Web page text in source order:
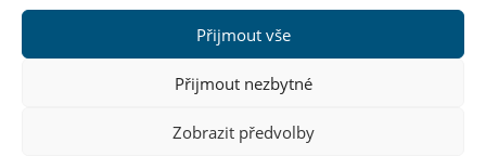
Přijmout vše
Přijmout nezbytné
Zobrazit předvolby
DIČ: CZ00216208
Další kontakty